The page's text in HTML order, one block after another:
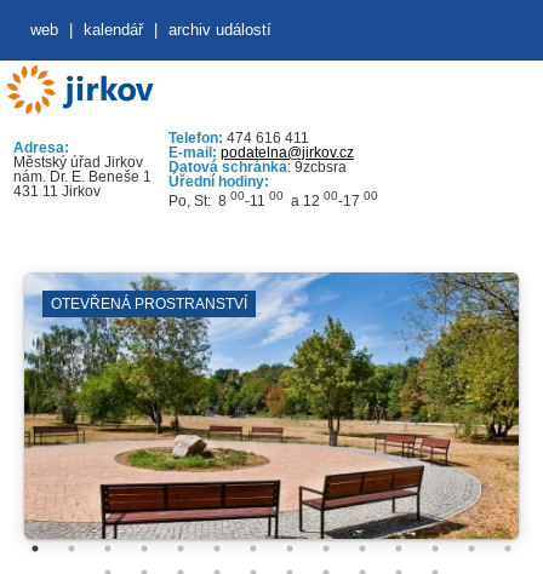
web kalendář archiv událostí
Adresa:
Městský úřad Jirkov
nám. Dr. E. Beneše 1
431 11 Jirkov
Telefon: 474 616 411
E-mail: podatelna@jirkov.cz
Datová schránka: 9zcbsra
Úřední hodiny:
Po, St: 8 00-11 00 a 12 00-17 00
OTEVŘENÁ PROSTRANSTVÍ